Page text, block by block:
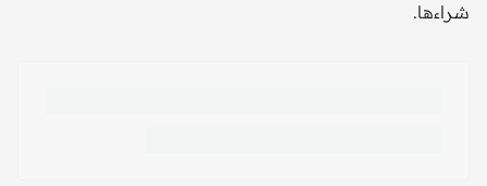
شراءها.